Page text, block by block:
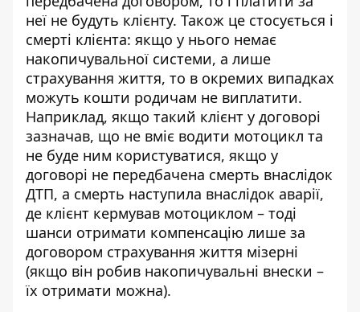
неї не будуть клієнту. Також це стосується і
смерті клієнта: якщо у нього немає
накопичувальної системи, а лише
страхування життя, то в окремих випадках
можуть кошти родичам не виплатити.
Наприклад, якщо такий клієнт у договорі
зазначав, що не вміє водити мотоцикл та
не буде ним користуватися, якщо у
договорі не передбачена смерть внаслідок
ДТП, а смерть наступила внаслідок аварії,
де клієнт кермував мотоциклом – тоді
шанси отримати компенсацію лише за
договором страхування життя мізерні
(якщо він робив накопичувальні внески –
їх отримати можна).